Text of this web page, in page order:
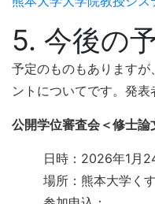
5. 今後の
予定のものもあります
ントについてです。発表
公開学位審査会＜修士論
日時：2026年1月
場所：熊本大学く